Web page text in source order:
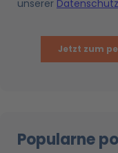
Popularne